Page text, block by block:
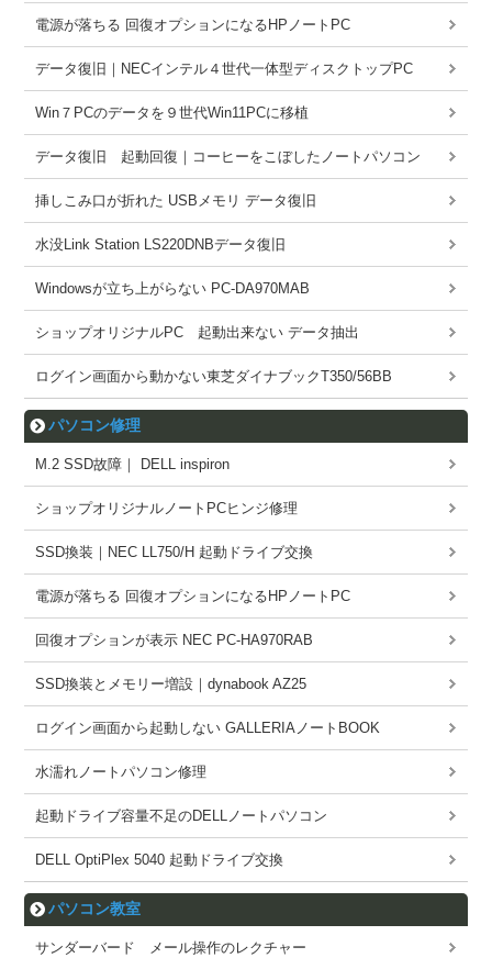
電源が落ちる 回復オプションになるHPノートPC
データ復旧｜NECインテル４世代一体型ディスクトップPC
Win７PCのデータを９世代Win11PCに移植
データ復旧 起動回復｜コーヒーをこぼしたノートパソコン
挿しこみ口が折れた USBメモリ データ復旧
水没Link Station LS220DNBデータ復旧
Windowsが立ち上がらない PC-DA970MAB
ショップオリジナルPC 起動出来ない データ抽出
ログイン画面から動かない東芝ダイナブックT350/56BB
パソコン修理
M.2 SSD故障｜ DELL inspiron
ショップオリジナルノートPCヒンジ修理
SSD換装｜NEC LL750/H 起動ドライブ交換
電源が落ちる 回復オプションになるHPノートPC
回復オプションが表示 NEC PC-HA970RAB
SSD換装とメモリー増設｜dynabook AZ25
ログイン画面から起動しない GALLERIAノートBOOK
水濡れノートパソコン修理
起動ドライブ容量不足のDELLノートパソコン
DELL OptiPlex 5040 起動ドライブ交換
パソコン教室
サンダーバード メール操作のレクチャー